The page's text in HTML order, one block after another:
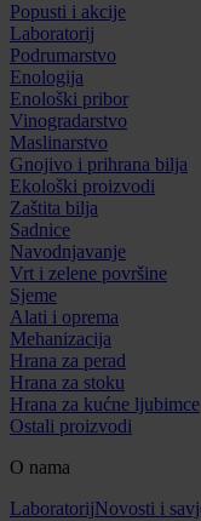
Popusti i akcije
Laboratorij
Podrumarstvo
Enologija
Enološki pribor
Vinogradarstvo
Maslinarstvo
Gnojivo i prihrana bilja
Ekološki proizvodi
Zaštita bilja
Sadnice
Navodnjavanje
Vrt i zelene površine
Sjeme
Alati i oprema
Mehanizacija
Hrana za perad
Hrana za stoku
Hrana za kućne ljubimce
Ostali proizvodi
O nama
LaboratorijNovosti i